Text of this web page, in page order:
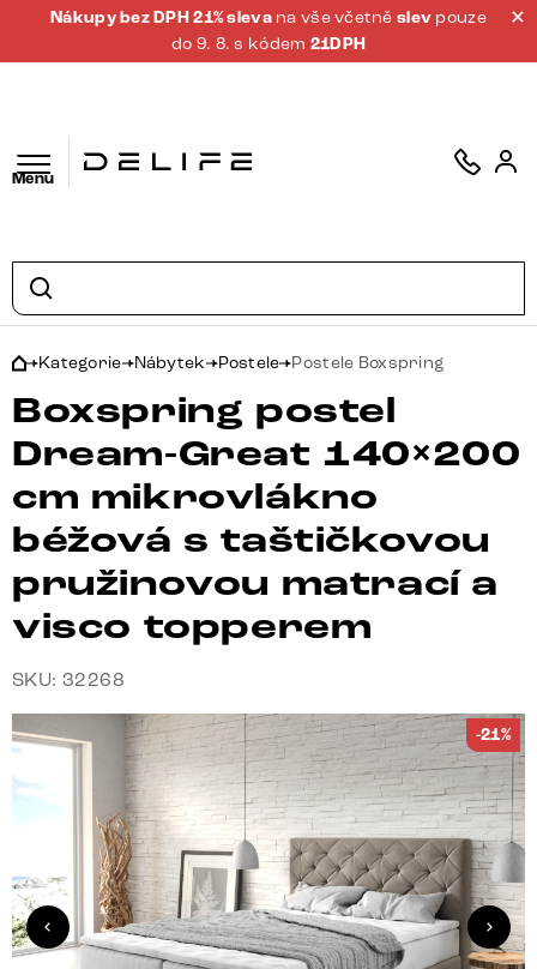
Nákupy bez DPH 21% sleva na vše včetněslev pouze
do 9. 8. s kódem 21DPH
Menu
Kategorie Nábytek Postele Postele Boxspring
Boxspring postel
Dream-Great 140×200
cm mikrovlákno
béžová s taštičkovou
pružinovou matrací a
visco topperem
SKU: 32268
-21%